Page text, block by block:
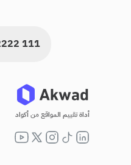
111
أداة تقييم المواقع من أكواد